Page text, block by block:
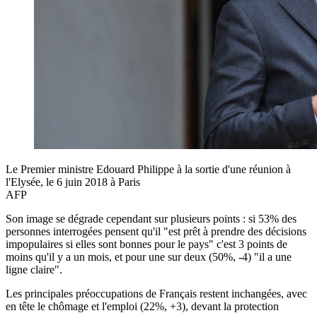
Le Premier ministre Edouard Philippe à la sortie d'une réunion à
l'Elysée, le 6 juin 2018 à Paris
AFP
Son image se dégrade cependant sur plusieurs points : si 53% des
personnes interrogées pensent qu'il "est prêt à prendre des décisions
impopulaires si elles sont bonnes pour le pays" c'est 3 points de
moins qu'il y a un mois, et pour une sur deux (50%, -4) "il a une
ligne claire".
Les principales préoccupations de Français restent inchangées, avec
en tête le chômage et l'emploi (22%, +3), devant la protection